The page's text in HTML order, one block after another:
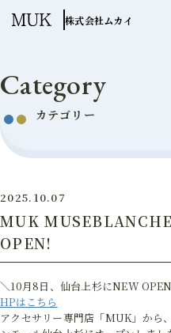
このペー
株式会社ムカイ
Category
カテゴリー
2025.10.07
MUK
OPEN!
＼10月8日、仙台上杉にNEW
HPはこちら
アクセサリー専門店「MUK」から